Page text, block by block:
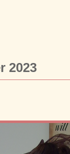
2023